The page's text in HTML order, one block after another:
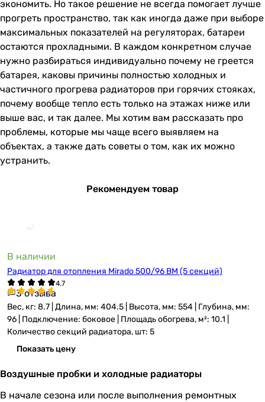
экономить. Но такое решение не всегда помогает лучше
прогреть пространство, так как иногда даже при выборе
максимальных показателей на регуляторах, батареи
остаются прохладными. В каждом конкретном случае
нужно разбираться индивидуально почему не греется
батарея, каковы причины полностью холодных и
частичного прогрева радиаторов при горячих стояках,
почему вообще тепло есть только на этажах ниже или
выше вас, и так далее. Мы хотим вам рассказать про
проблемы, которые мы чаще всего выявляем на
объектах, а также дать советы о том, как их можно
устранить.
Рекомендуем товар
В наличии
Радиатор для отопления Mirado 500/96 BM (5 секций)
3 отзыва
Вес, кг: 8.7 | Длина, мм: 404.5 | Высота, мм: 554 | Глубина, мм:
96 | Подключение: боковое | Площадь обогрева, м²: 10.1 |
Количество секций радиатора, шт: 5
Показать цену
Воздушные пробки и холодные радиаторы
В начале сезона или после выполнения ремонтных